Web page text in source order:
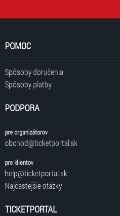
POMOC
Spôsoby doručenia
Spôsoby platby
PODPORA
pre organizátorov
obchod@ticketportal.sk
pre klientov
help@ticketportal.sk
Najčastejšie otázky
TICKETPORTAL